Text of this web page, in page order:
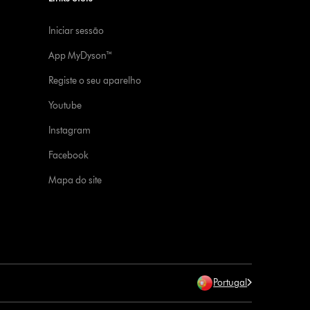
Iniciar sessão
App MyDyson™
Registe o seu aparelho
Youtube
Instagram
Facebook
Mapa do site
Portugal